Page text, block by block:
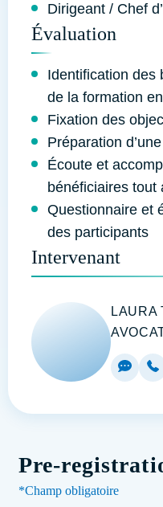
Dirigeant / Chef
Évaluation
Identification des
de la formation
Fixation des
Préparation
Écoute et
bénéficiaires tout
Questionnaire et
des participants
Intervenant
LAURA
Pre-
*Champ obligatoire